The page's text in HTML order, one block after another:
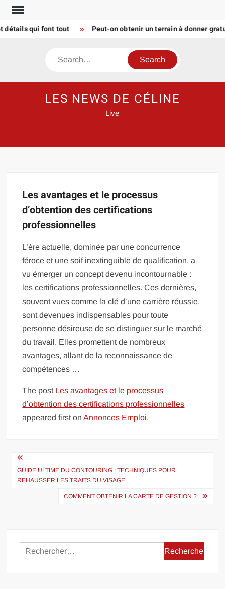
Skip
contentqui font tout Peut-on obtenir un terrain à donner
Search
LES NEWS DE CÉLINE
Live
Les avantages et le processus
d’obtention des certifications
professionnelles
L’ère actuelle, dominée par une concurrence
féroce et une soif inextinguible de qualification, a
vu émerger un concept devenu incontournable :
les certifications professionnelles. Ces dernières,
souvent vues comme la clé d’une carrière réussie,
sont devenues indispensables pour toute
personne désireuse de se distinguer sur le marché
du travail. Elles promettent de nombreux
avantages, allant de la reconnaissance de
compétences …
The post Les avantages et le processus
d’obtention des certifications professionnelles
appeared first onAnnonces Emploi.
Navigation
de
GUIDE ULTIME DU CONTOURING : TECHNIQUES POUR
REHAUSSER LES TRAITS DU VISAGE
COMMENT OBTENIR LA CARTE DE GESTION ?
Rechercher :